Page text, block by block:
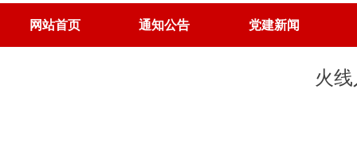
网站首页 通知公告 党建新闻
火